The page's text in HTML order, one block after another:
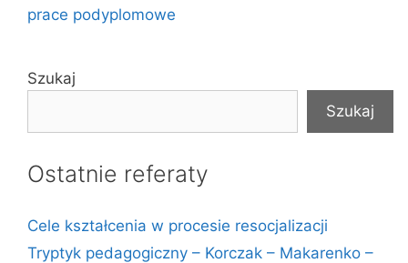
prace podyplomowe
Szukaj
Szukaj
Ostatnie referaty
Cele kształcenia w procesie resocjalizacji
Tryptyk pedagogiczny – Korczak – Makarenko –